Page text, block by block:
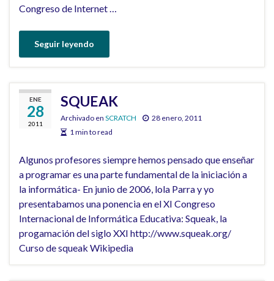
Congreso de Internet …
Seguir leyendo
ENE
28
2011
SQUEAK
Archivado en SCRATCH
28 enero, 2011
1 min to read
Algunos profesores siempre hemos pensado que enseñar
a programar es una parte fundamental de la iniciación a
la informática- En junio de 2006, lola Parra y yo
presentabamos una ponencia en el XI Congreso
Internacional de Informática Educativa: Squeak, la
progamación del siglo XXI http://www.squeak.org/
Curso de squeak Wikipedia